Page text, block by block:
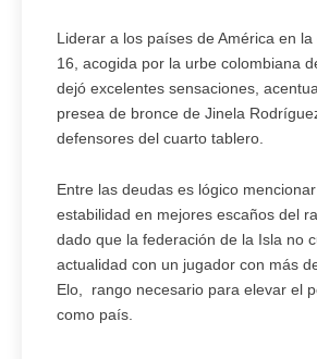
Liderar a los países de América en
16, acogida por la urbe colombiana
dejó excelentes sensaciones,
presea de bronce de Jinela
defensores del cuarto tablero.
Entre las deudas es lógico
estabilidad en mejores escaños del
dado que la federación de la Isla no
actualidad con un jugador con más
Elo, rango necesario para elevar el
como país.